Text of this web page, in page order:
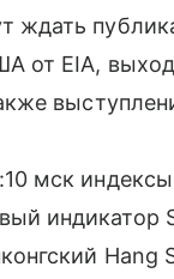
ждать
от EIA,
мск
индикатор